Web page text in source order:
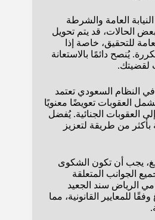
العامة والشرطة
الحالات، قد يتم تحويل
للتحقيق، خاصة إذا
يُنصح دائمًا بالاستعانة
لقضيتك.
النظام السعودي تعتمد
العقوبات تعويضًا معنويًا
العقوبات الجنائية. يُفضل
بأكثر من طريقة لتعزيز
يجب أن تكون الشكوى
الجوانب المتعلقة
الرياض سند الجعيد
للمعايير القانونية، مما